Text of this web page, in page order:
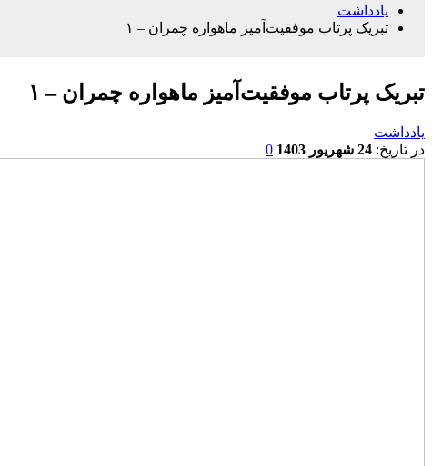
یادداشت
تبریک پرتاب موفقیت‌آمیز ماهواره چمران – ۱
تبریک پرتاب موفقیت‌آمیز ماهواره چمران – ۱
یادداشت
در تاریخ: 24 شهریور 1403 0